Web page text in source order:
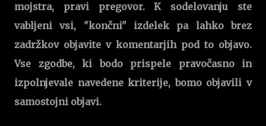
mojstra, pravi pregovor. K sodelovanju ste
vabljeni vsi, "končni" izdelek pa lahko brez
zadržkov objavite v komentarjih pod to objavo.
Vse zgodbe, ki bodo prispele pravočasno in
izpolnjevale navedene kriterije, bomo objavili v
samostojni objavi.